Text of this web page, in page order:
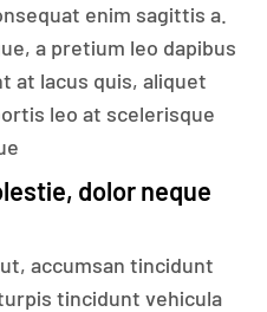
enim sagittis a.
a pretium leo dapibus
at lacus quis, aliquet
leo at scelerisque
dolor neque
accumsan tincidunt
tincidunt vehicula